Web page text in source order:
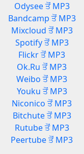
Odysee ਤੋਂ MP3
Bandcamp ਤੋਂ MP3
Mixcloud ਤੋਂ MP3
Spotify ਤੋਂ MP3
Flickr ਤੋਂ MP3
Ok.Ru ਤੋਂ MP3
Weibo ਤੋਂ MP3
Youku ਤੋਂ MP3
Niconico ਤੋਂ MP3
Bitchute ਤੋਂ MP3
Rutube ਤੋਂ MP3
Peertube ਤੋਂ MP3